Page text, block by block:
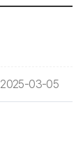
2025-03-05